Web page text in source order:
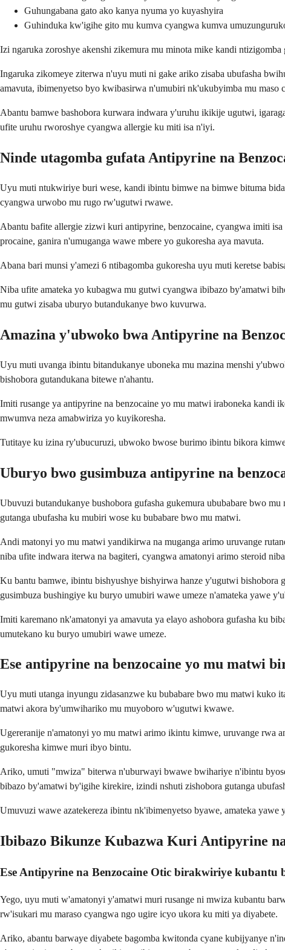
Guhungabana gato ako kanya nyuma yo kuyashyira
Guhinduka kw'igihe gito mu kumva cyangwa kumva
Izi ngaruka zoroshye akenshi zikemura mu minota mike kandi
Ingaruka zikomeye ziterwa n'uyu muti ni gake ariko zisaba ubufasha
amavuta, ibimenyetso byo kwibasirwa n'umubiri nk'ukubyimba mu
Abantu bamwe bashobora kurwara indwara y'uruhu ikikije ugutwi,
ufite uruhu rworoshye cyangwa allergie ku miti isa n'iyi.
Ninde utagomba gufata Antipyrine na
Uyu muti ntukwiriye buri wese, kandi ibintu bimwe na bimwe bituma
cyangwa urwobo mu rugo rw'ugutwi rwawe.
Abantu bafite allergie zizwi kuri antipyrine, benzocaine, cyangwa imiti
procaine, ganira n'umuganga wawe mbere yo gukoresha aya mavuta.
Abana bari munsi y'amezi 6 ntibagomba gukoresha uyu muti keretse
Niba ufite amateka yo kubagwa mu gutwi cyangwa ibibazo by'amatwi
mu gutwi zisaba uburyo butandukanye bwo kuvurwa.
Amazina y'ubwoko bwa Antipyrine na
Uyu muti uvanga ibintu bitandukanye uboneka mu mazina menshi
bishobora gutandukana bitewe n'ahantu.
Imiti rusange ya antipyrine na benzocaine yo mu matwi iraboneka kandi
mwumva neza amabwiriza yo kuyikoresha.
Tutitaye ku izina ry'ubucuruzi, ubwoko bwose burimo ibintu bikora
Uburyo bwo gusimbuza antipyrine na
Ubuvuzi butandukanye bushobora gufasha gukemura ububabare bwo
gutanga ubufasha ku mubiri wose ku bubabare bwo mu matwi.
Andi matonyi yo mu matwi yandikirwa na muganga arimo uruvange
niba ufite indwara iterwa na bagiteri, cyangwa amatonyi arimo steroid
Ku bantu bamwe, ibintu bishyushye bishyirwa hanze y'ugutwi
gusimbuza bushingiye ku buryo umubiri wawe umeze n'amateka yawe
Imiti karemano nk'amatonyi ya amavuta ya elayo ashobora gufasha ku
umutekano ku buryo umubiri wawe umeze.
Ese antipyrine na benzocaine yo mu matwi
Uyu muti utanga inyungu zidasanzwe ku bubabare bwo mu matwi kuko
matwi akora by'umwihariko mu muyoboro w'ugutwi kwawe.
Ugereranije n'amatonyi yo mu matwi arimo ikintu kimwe, uruvange rwa
gukoresha kimwe muri ibyo bintu.
Ariko, umuti "mwiza" biterwa n'uburwayi bwawe bwihariye n'ibintu
bibazo by'amatwi by'igihe kirekire, izindi nshuti zishobora gutanga
Umuvuzi wawe azatekereza ibintu nk'ibimenyetso byawe, amateka
Ibibazo Bikunze Kubazwa Kuri Antipyrine
Ese Antipyrine na Benzocaine Otic birakwiriye kubantu
Yego, uyu muti w'amatonyi y'amatwi muri rusange ni mwiza kubantu
rw'isukari mu maraso cyangwa ngo ugire icyo ukora ku miti ya diyabete.
Ariko, abantu barwaye diyabete bagomba kwitonda cyane kubijyanye